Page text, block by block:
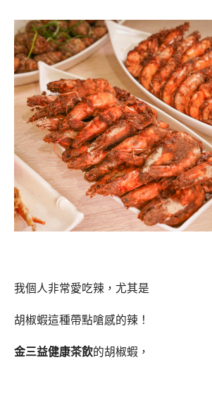
我個人非常愛吃辣，尤其是
胡椒蝦這種帶點嗆感的辣！
金三益健康茶飲的胡椒蝦，